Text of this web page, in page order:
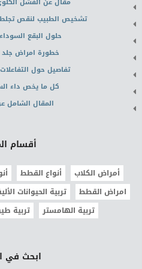
تشخيص الطبيب لنقص تجلط
حلول البقع
خطورة امراض جلد
تفاصيل حول
كل ما يخص داء
المقال الشامل
أقسام
أمراض الكلاب أنواع القطط
امراض القطط
تربية الحيوانات
تربية الهامستر
تربية
ابحث في